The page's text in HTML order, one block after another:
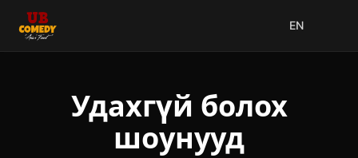
EN
Удахгүй болох
шоунууд